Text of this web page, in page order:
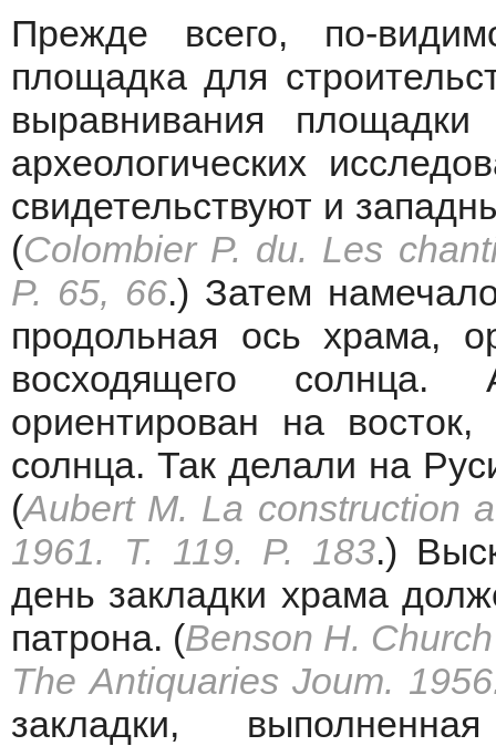
Прежде всего, по-
площадка для
выравнивания площадки
археологических
свидетельствуют и
(Colombier P. du. Les
P. 65, 66.) Затем
продольная ось храма,
восходящего
ориентирован на
солнца. Так делали на
(Aubert M. La construction
1961. T. 119. P. 183.)
день закладки храма
патрона. (Benson H.
The Antiquaries Joum.
закладки,